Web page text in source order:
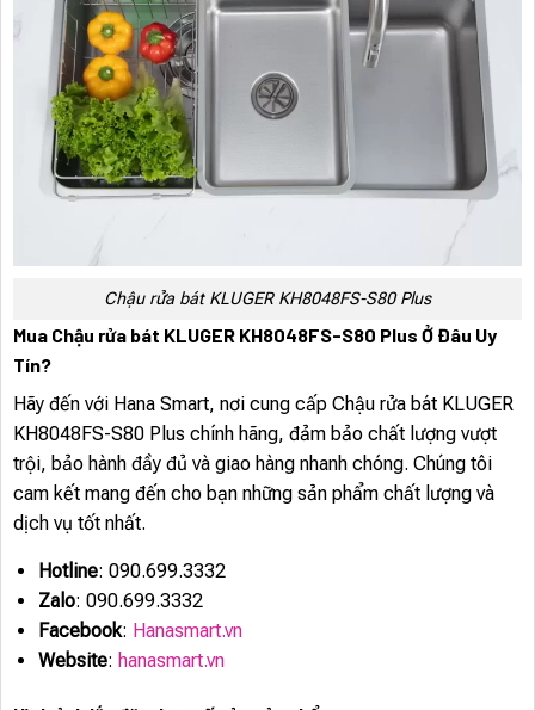
Chậu rửa bát KLUGER KH8048FS-S80 Plus
Mua Chậu rửa bát KLUGER KH8048FS-S80 Plus Ở Đâu Uy
Tín?
Hãy đến với Hana Smart, nơi cung cấp Chậu rửa bát KLUGER
KH8048FS-S80 Plus chính hãng, đảm bảo chất lượng vượt
trội, bảo hành đầy đủ và giao hàng nhanh chóng. Chúng tôi
cam kết mang đến cho bạn những sản phẩm chất lượng và
dịch vụ tốt nhất.
Hotline: 090.699.3332
Zalo: 090.699.3332
Facebook: Hanasmart.vn
Website: hanasmart.vn